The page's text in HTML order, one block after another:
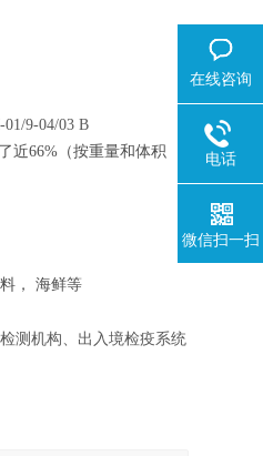
9-04/03 B
近66%（按重量和体积
， 海鲜等
测机构、出入境检疫系统
在线咨询
电话
微信扫一扫